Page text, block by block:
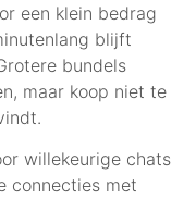
een klein bedrag
blijft
bundels
maar koop niet te
willekeurige chats
connecties met